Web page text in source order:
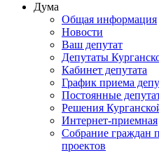
Дума
Общая информация
Новости
Ваш депутат
Депутаты
Кабинет депутата
График приема
Постоянные
Решения
Интернет-приемная
Собрание граждан
проектов